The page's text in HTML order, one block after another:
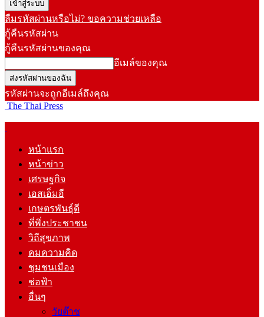
ลืมรหัสผ่านหรือไม่? ขอความช่วยเหลือ
กู้คืนรหัสผ่าน
กู้คืนรหัสผ่านของคุณ
อีเมล์ของคุณ
รหัสผ่านจะถูกอีเมล์ถึงคุณ
The Thai Press
หน้าแรก
หน้าข่าว
เศรษฐกิจ
เอสเอ็มอี
เกษตรพันธุ์ดี
ที่พึ่งประชาชน
วิถีสุขภาพ
คมความคิด
ชุมชนเมือง
ช่อฟ้า
อื่นๆ
วัยต๊าช